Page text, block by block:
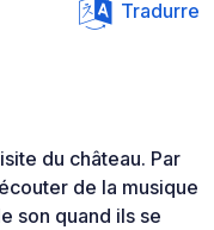
Tradurre
du château. Par
de la musique
son quand ils se